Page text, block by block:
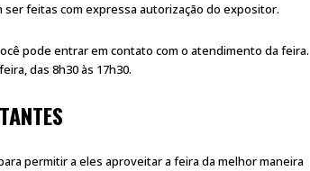
feitas com expressa autorização do expositor.
pode entrar em contato com o atendimento da feira.
das 8h30 às 17h30.
permitir a eles aproveitar a feira da melhor maneira